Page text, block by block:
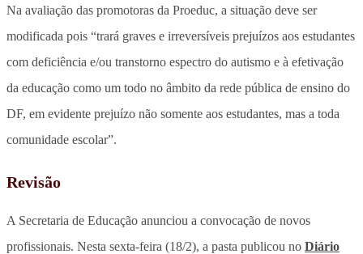
Na avaliação das promotoras da Proeduc, a situação deve ser
modificada pois “trará graves e irreversíveis prejuízos aos estudantes
com deficiência e/ou transtorno espectro do autismo e à efetivação
da educação como um todo no âmbito da rede pública de ensino do
DF, em evidente prejuízo não somente aos estudantes, mas a toda
comunidade escolar”.
Revisão
A Secretaria de Educação anunciou a convocação de novos
profissionais. Nesta sexta-feira (18/2), a pasta publicou no Diário